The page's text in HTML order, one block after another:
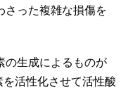
さった複雑な損傷を
の生成によるものが
活性化させて活性酸